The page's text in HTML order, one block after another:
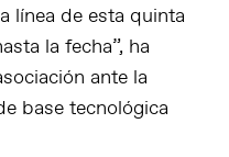
línea de esta quinta
la fecha”, ha
ante la
base tecnológica